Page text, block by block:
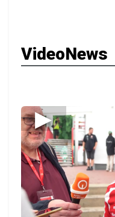
VideoNews
▶